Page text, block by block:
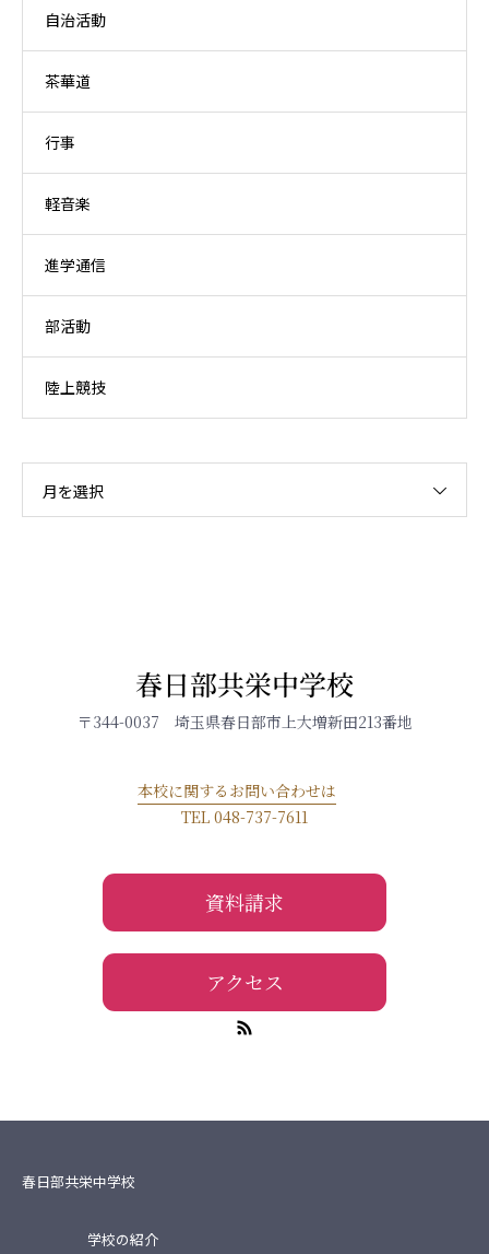
自治活動
茶華道
行事
軽音楽
進学通信
部活動
陸上競技
月を選択
春日部共栄中学校
〒344-0037 埼玉県春日部市上大増新田213番地
本校に関するお問い合わせは
TEL 048-737-7611
資料請求
アクセス
春日部共栄中学校
学校の紹介